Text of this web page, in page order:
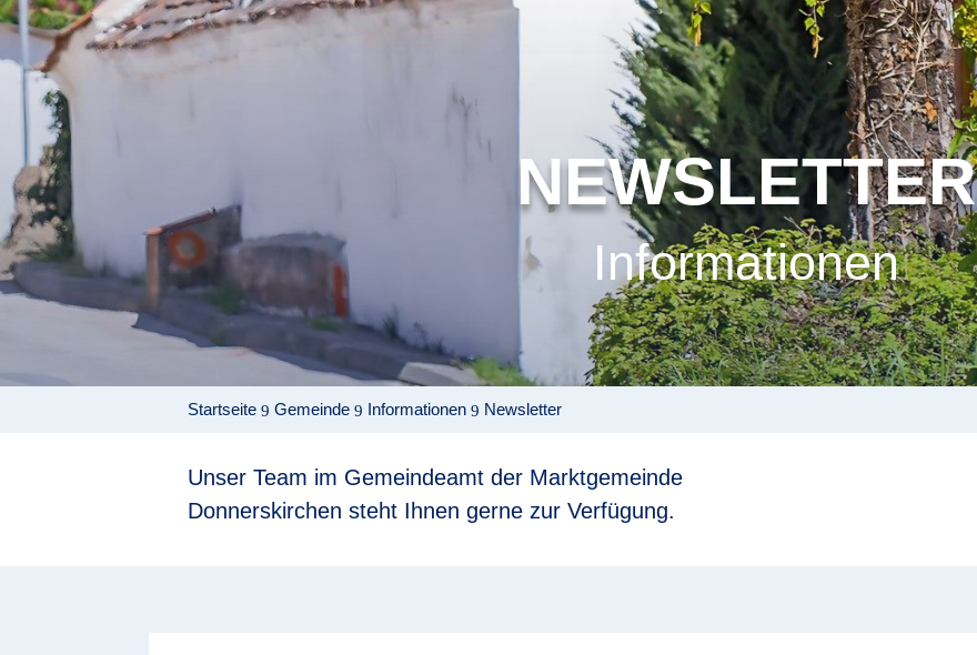
NEWSLETTER
Informationen
Startseite 9 Gemeinde 9 Informationen 9 Newsletter
Unser Team im Gemeindeamt der Marktgemeinde
Donnerskirchen steht Ihnen gerne zur Verfügung.